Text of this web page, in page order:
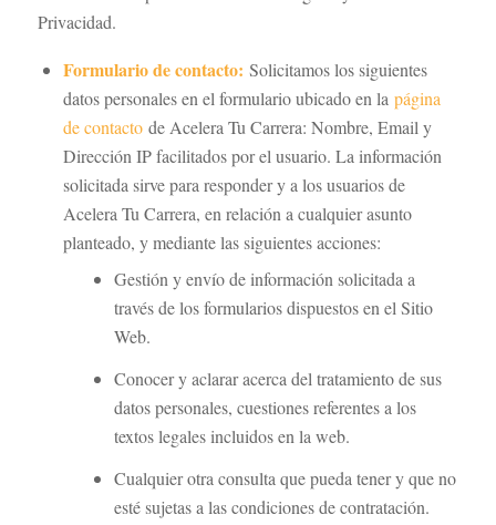
Privacidad.
Formulario de contacto: Solicitamos los siguientes
datos personales en el formulario ubicado en la página
de contactode Acelera Tu Carrera: Nombre, Email y
Dirección IP facilitados por el usuario. La información
solicitada sirve para responder y a los usuarios de
Acelera Tu Carrera, en relación a cualquier asunto
planteado, y mediante las siguientes acciones:
Gestión y envío de información solicitada a
través de los formularios dispuestos en el Sitio
Web.
Conocer y aclarar acerca del tratamiento de sus
datos personales, cuestiones referentes a los
textos legales incluidos en la web.
Cualquier otra consulta que pueda tener y que no
esté sujetas a las condiciones de contratación.